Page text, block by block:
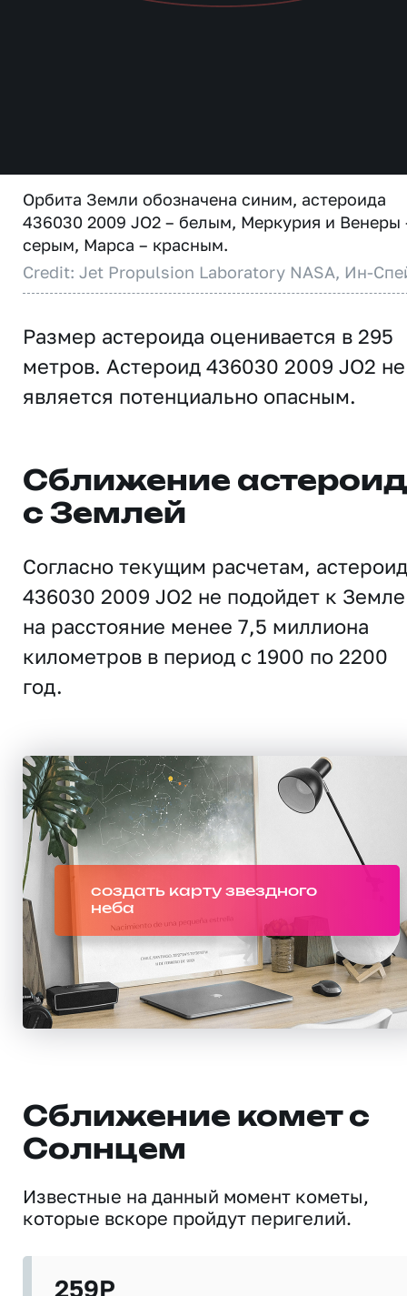
Орбита Земли обозначена синим, астероида
436030 2009 JO2 – белым, Меркурия и Венеры
серым, Марса – красным.
Credit: Jet Propulsion Laboratory NASA, Ин-
Размер астероида оценивается в 295
метров. Астероид 436030 2009 JO2 не
является потенциально опасным.
Сближение
с Землей
Согласно текущим расчетам, астероид
436030 2009 JO2 не подойдет к Земле
на расстояние менее 7,5 миллиона
километров в период с 1900 по 2200
год.
создать карту звездного
неба
Сближение комет с
Солнцем
Известные на данный момент кометы,
которые вскоре пройдут перигелий.
259P